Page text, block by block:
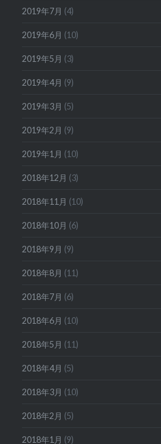
2019年7月 (4)
2019年6月 (10)
2019年5月 (3)
2019年4月 (9)
2019年3月 (5)
2019年2月 (9)
2019年1月 (10)
2018年12月 (3)
2018年11月 (10)
2018年10月 (6)
2018年9月 (9)
2018年8月 (11)
2018年7月 (6)
2018年6月 (10)
2018年5月 (11)
2018年4月 (5)
2018年3月 (10)
2018年2月 (5)
2018年1月 (9)